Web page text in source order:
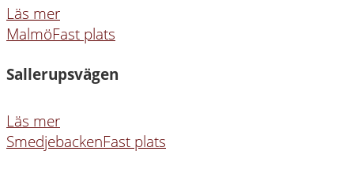
Läs mer
MalmöFast plats
Sallerupsvägen
Läs mer
SmedjebackenFast plats